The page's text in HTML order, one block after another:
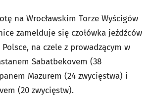
na Wrocławskim Torze Wyścigów
zamelduje się czołówka jeźdźców
na czele z prowadzącym w
Sabatbekovem (38
Mazurem (24 zwycięstwa) i
(20 zwycięstw).